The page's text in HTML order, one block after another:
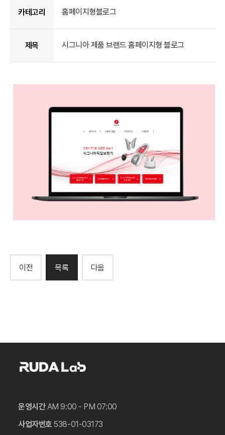
카테고리 홈페이지형블로그
제목 시그니아 제품 브랜드 홈페이지형 블로그
이전 목록 다음
운영시간AM 9:00 - PM 07:00
사업자번호 538-01-03173